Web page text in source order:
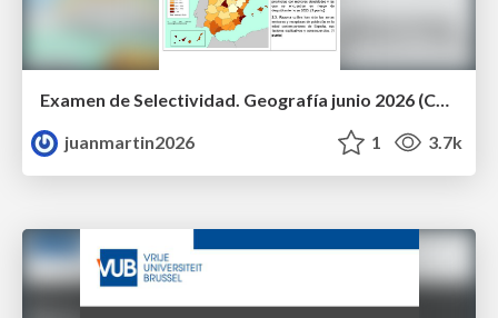
juanmartin2026
1 3.7k